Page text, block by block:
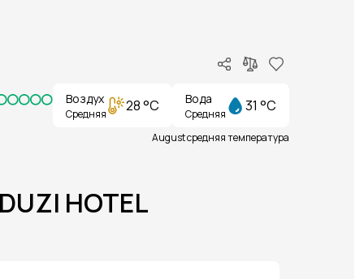
Воздух
Средняя 28 °C Вода
Средняя 31 °C
August средняя температура
HOTEL